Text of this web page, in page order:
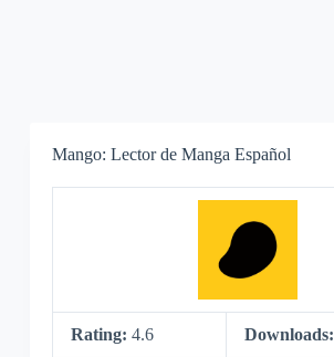
Mango: Lector de Manga Español
Rating: 4.6 Downloads: